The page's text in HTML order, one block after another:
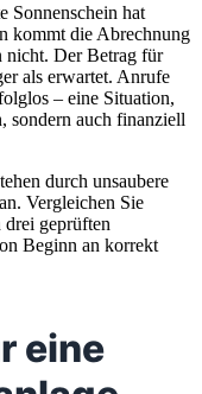
Sonnenschein hat
kommt die Abrechnung
nicht. Der Betrag für
als erwartet. Anrufe
– eine Situation,
sondern auch finanziell
durch unsaubere
Vergleichen Sie
geprüften
Beginn an korrekt
eine